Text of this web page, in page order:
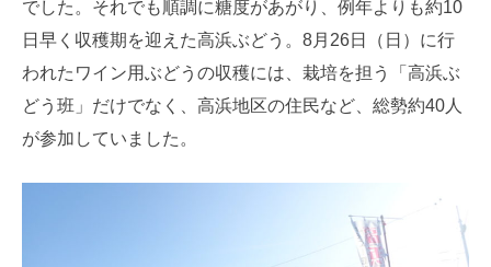
でした。それでも順調に糖度があがり、例年よりも約10
日早く収穫期を迎えた高浜ぶどう。8月26日（日）に行
われたワイン用ぶどうの収穫には、栽培を担う「高浜ぶ
どう班」だけでなく、高浜地区の住民など、総勢約40人
が参加していました。